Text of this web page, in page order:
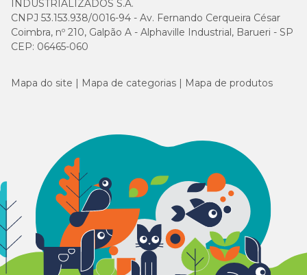
INDUSTRIALIZADOS S.A.
CNPJ 53.153.938/0016-94 - Av. Fernando Cerqueira César
Coimbra, nº 210, Galpão A - Alphaville Industrial, Barueri - SP
CEP: 06465-060
Mapa do site Mapa de categorias Mapa de produtos